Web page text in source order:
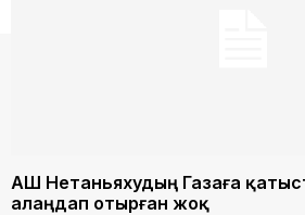
АҚШ Нетаньяхудың Газаға
алаңдап отырған жоқ